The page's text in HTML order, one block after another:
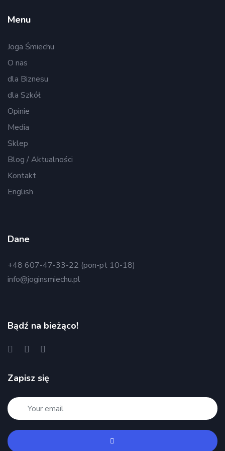
Menu
Joga Śmiechu
O nas
dla Biznesu
dla Szkół
Opinie
Media
Sklep
Blog / Aktualności
Kontakt
English
Dane
+48 607-47-33-22 (pon-pt 10-18)
info@joginsmiechu.pl
Bądź na bieżąco!
Zapisz się